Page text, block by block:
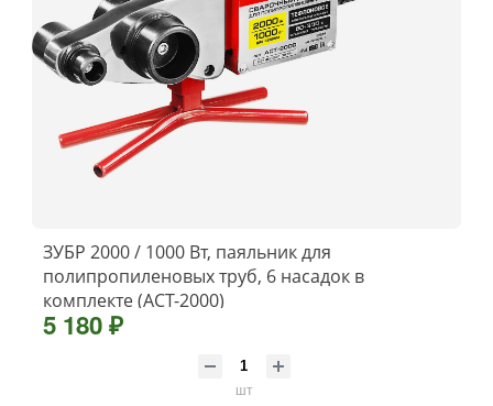
ЗУБР 2000 / 1000 Вт, паяльник для
полипропиленовых труб, 6 насадок в
комплекте (АСТ-2000)
5 180 ₽
шт